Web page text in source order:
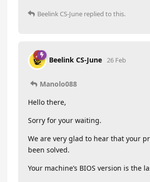
Beelink CS-June replied to this.
Beelink CS-June 26 Feb
Manolo088
Hello there,
Sorry for your waiting.
We are very glad to hear that your
been solved.
Your machine’s BIOS version is the